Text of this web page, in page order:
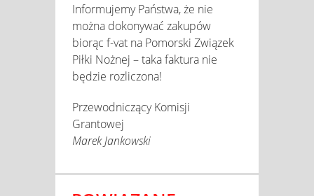
Informujemy Państwa, że nie
można dokonywać zakupów
biorąc f-vat na Pomorski Związek
Piłki Nożnej – taka faktura nie
będzie rozliczona!
Przewodniczący Komisji
Grantowej
Marek Jankowski